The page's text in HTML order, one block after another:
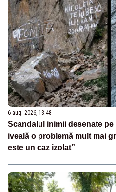
6 aug. 2026, 13:48
Scandalul inimii desenate
iveală o problemă mult mai
este un caz izolat”